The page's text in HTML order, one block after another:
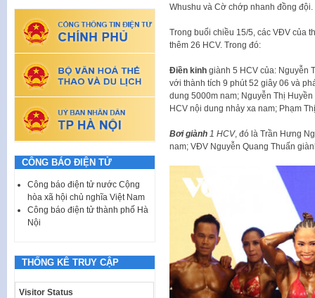
Whushu và Cờ chớp nhanh đồng đội.
Trong buổi chiều 15/5, các VĐV của
thêm 26 HCV. Trong đó:
Điền kinh giành 5 HCV của: Nguyễn
với thành tích 9 phút 52 giây 06 và
dung 5000m nam; Nguyễn Thị
HCV nội dung nhảy xa nam; Phạm
Bơi giành 1 HCV, đó là Trần Hưng
nam; VĐV Nguyễn Quang Thuấn
CÔNG BÁO ĐIỆN TỬ
Công báo điện tử nước Cộng
hòa xã hội chủ nghĩa Việt Nam
Công báo điện tử thành phố Hà
Nội
THỐNG KÊ TRUY CẬP
Visitor Status